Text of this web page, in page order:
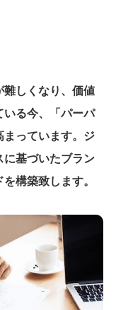
しくなり、価値
る今、「パーパ
っています。ジ
基づいたブラン
構築致します。